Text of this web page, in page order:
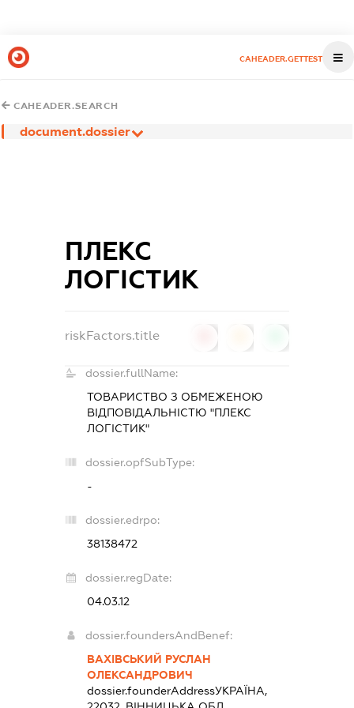
CAHEADER.GETTEST
CAHEADER.SEARCH
document.dossier
ПЛЕКС
ЛОГІСТИК
riskFactors.title
dossier.fullName:
ТОВАРИСТВО З ОБМЕЖЕНОЮ
ВІДПОВІДАЛЬНІСТЮ "ПЛЕКС
ЛОГІСТИК"
dossier.opfSubType:
-
dossier.edrpo:
38138472
dossier.regDate:
04.03.12
dossier.foundersAndBenef:
ВАХІВСЬКИЙ РУСЛАН
ОЛЕКСАНДРОВИЧ
dossier.founderAddressУКРАЇНА,